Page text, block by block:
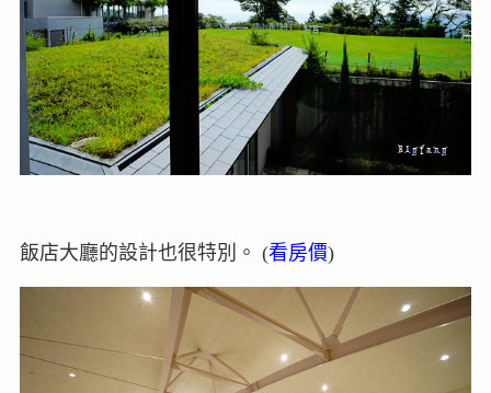
飯店大廳的設計也很特別。 (看房價)